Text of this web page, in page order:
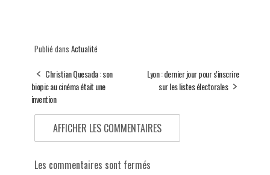
Publié dans Actualité
Christian Quesada : son
biopic au cinéma était une
invention
Lyon : dernier jour pour s'inscrire
sur les listes électorales
AFFICHER LES COMMENTAIRES
Les commentaires sont fermés